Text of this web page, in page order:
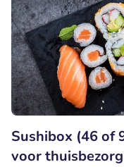
Sushibox (46 of
voor